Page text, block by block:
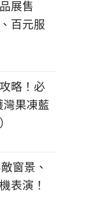
展售
百元服
略！必
果凍藍
窗景、
表演！